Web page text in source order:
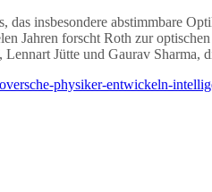
insbesondere abstimmbare
Jahren forscht Roth zur
Jütte und Gaurav Sharma,
physiker-entwickeln-